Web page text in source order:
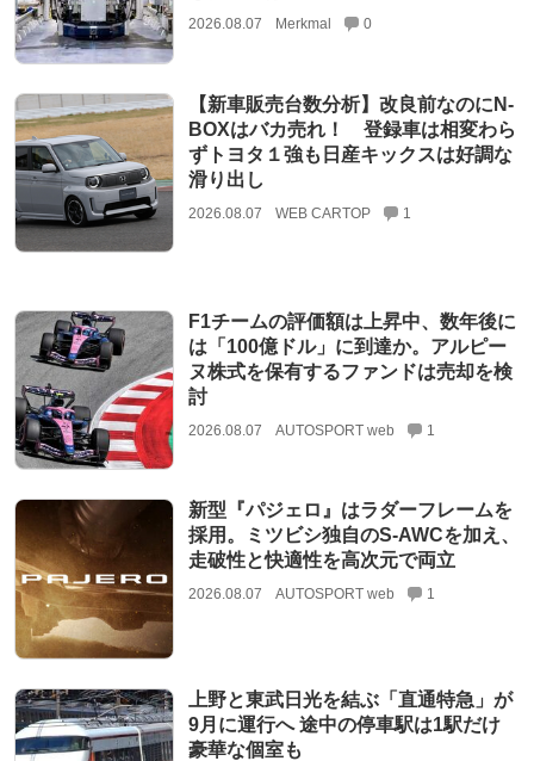
2026.08.07 Merkmal 0
【新車販売台数分析】改良前なのにN-
BOXはバカ売れ！ 登録車は相変わら
ずトヨタ１強も日産キックスは好調な
滑り出し
2026.08.07 WEB CARTOP 1
F1チームの評価額は上昇中、数年後に
は「100億ドル」に到達か。アルピー
ヌ株式を保有するファンドは売却を検
討
2026.08.07 AUTOSPORT web 1
新型『パジェロ』はラダーフレームを
採用。ミツビシ独自のS-AWCを加え、
走破性と快適性を高次元で両立
2026.08.07 AUTOSPORT web 1
上野と東武日光を結ぶ「直通特急」が
9月に運行へ 途中の停車駅は1駅だけ
豪華な個室も